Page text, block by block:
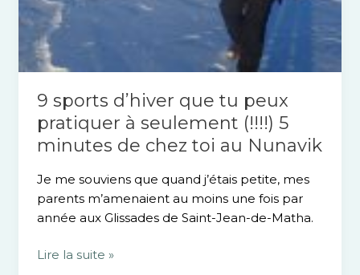
9 sports d’hiver que tu peux
pratiquer à seulement (!!!!) 5
minutes de chez toi au Nunavik
Je me souviens que quand j’étais petite, mes
parents m’amenaient au moins une fois par
année aux Glissades de Saint-Jean-de-Matha.
chez
au
Nunavik
Lire la suite »